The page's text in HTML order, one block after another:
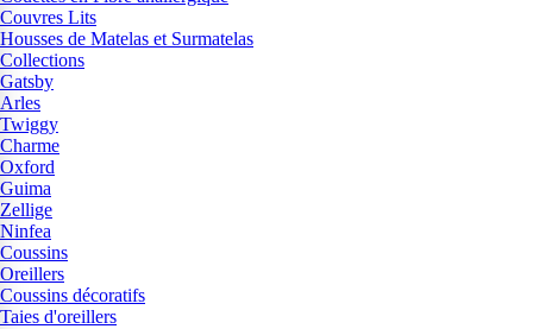
Couvres Lits
Housses de Matelas et Surmatelas
Collections
Gatsby
Arles
Twiggy
Charme
Oxford
Guima
Zellige
Ninfea
Coussins
Oreillers
Coussins décoratifs
Taies d'oreillers